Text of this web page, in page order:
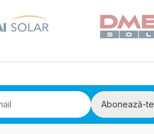
Abonează-te